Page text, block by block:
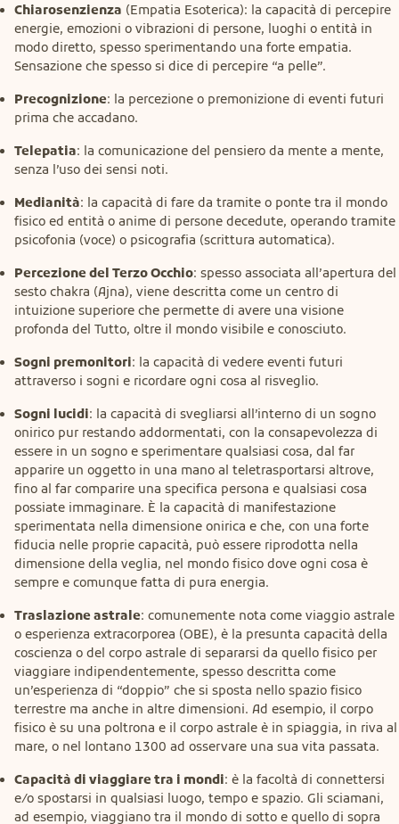
Chiarosenzienza (Empatia Esoterica): la capacità di percepire
energie, emozioni o vibrazioni di persone, luoghi o entità in
modo diretto, spesso sperimentando una forte empatia.
Sensazione che spesso si dice di percepire “a pelle”.
Precognizione: la percezione o premonizione di eventi futuri
prima che accadano.
Telepatia: la comunicazione del pensiero da mente a mente,
senza l’uso dei sensi noti.
Medianità: la capacità di fare da tramite o ponte tra il mondo
fisico ed entità o anime di persone decedute, operando tramite
psicofonia (voce) o psicografia (scrittura automatica).
Percezione del Terzo Occhio: spesso associata all’apertura del
sesto chakra (Ajna), viene descritta come un centro di
intuizione superiore che permette di avere una visione
profonda del Tutto, oltre il mondo visibile e conosciuto.
Sogni premonitori: la capacità di vedere eventi futuri
attraverso i sogni e ricordare ogni cosa al risveglio.
Sogni lucidi: la capacità di svegliarsi all’interno di un sogno
onirico pur restando addormentati, con la consapevolezza di
essere in un sogno e sperimentare qualsiasi cosa, dal far
apparire un oggetto in una mano al teletrasportarsi altrove,
fino al far comparire una specifica persona e qualsiasi cosa
possiate immaginare. È la capacità di manifestazione
sperimentata nella dimensione onirica e che, con una forte
fiducia nelle proprie capacità, può essere riprodotta nella
dimensione della veglia, nel mondo fisico dove ogni cosa è
sempre e comunque fatta di pura energia.
Traslazione astrale: comunemente nota come viaggio astrale
o esperienza extracorporea (OBE), è la presunta capacità della
coscienza o del corpo astrale di separarsi da quello fisico per
viaggiare indipendentemente, spesso descritta come
un’esperienza di “doppio” che si sposta nello spazio fisico
terrestre ma anche in altre dimensioni. Ad esempio, il corpo
fisico è su una poltrona e il corpo astrale è in spiaggia, in riva al
mare, o nel lontano 1300 ad osservare una sua vita passata.
Capacità di viaggiare tra i mondi: è la facoltà di connettersi
e/o spostarsi in qualsiasi luogo, tempo e spazio. Gli sciamani,
ad esempio, viaggiano tra il mondo di sotto e quello di sopra